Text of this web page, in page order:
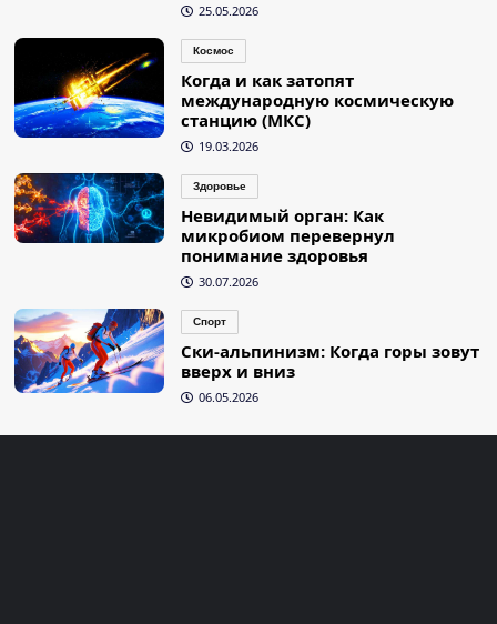
25.05.2026
Космос
Когда и как затопят
международную космическую
станцию (МКС)
19.03.2026
Здоровье
Невидимый орган: Как
микробиом перевернул
понимание здоровья
30.07.2026
Спорт
Ски-альпинизм: Когда горы зовут
вверх и вниз
06.05.2026